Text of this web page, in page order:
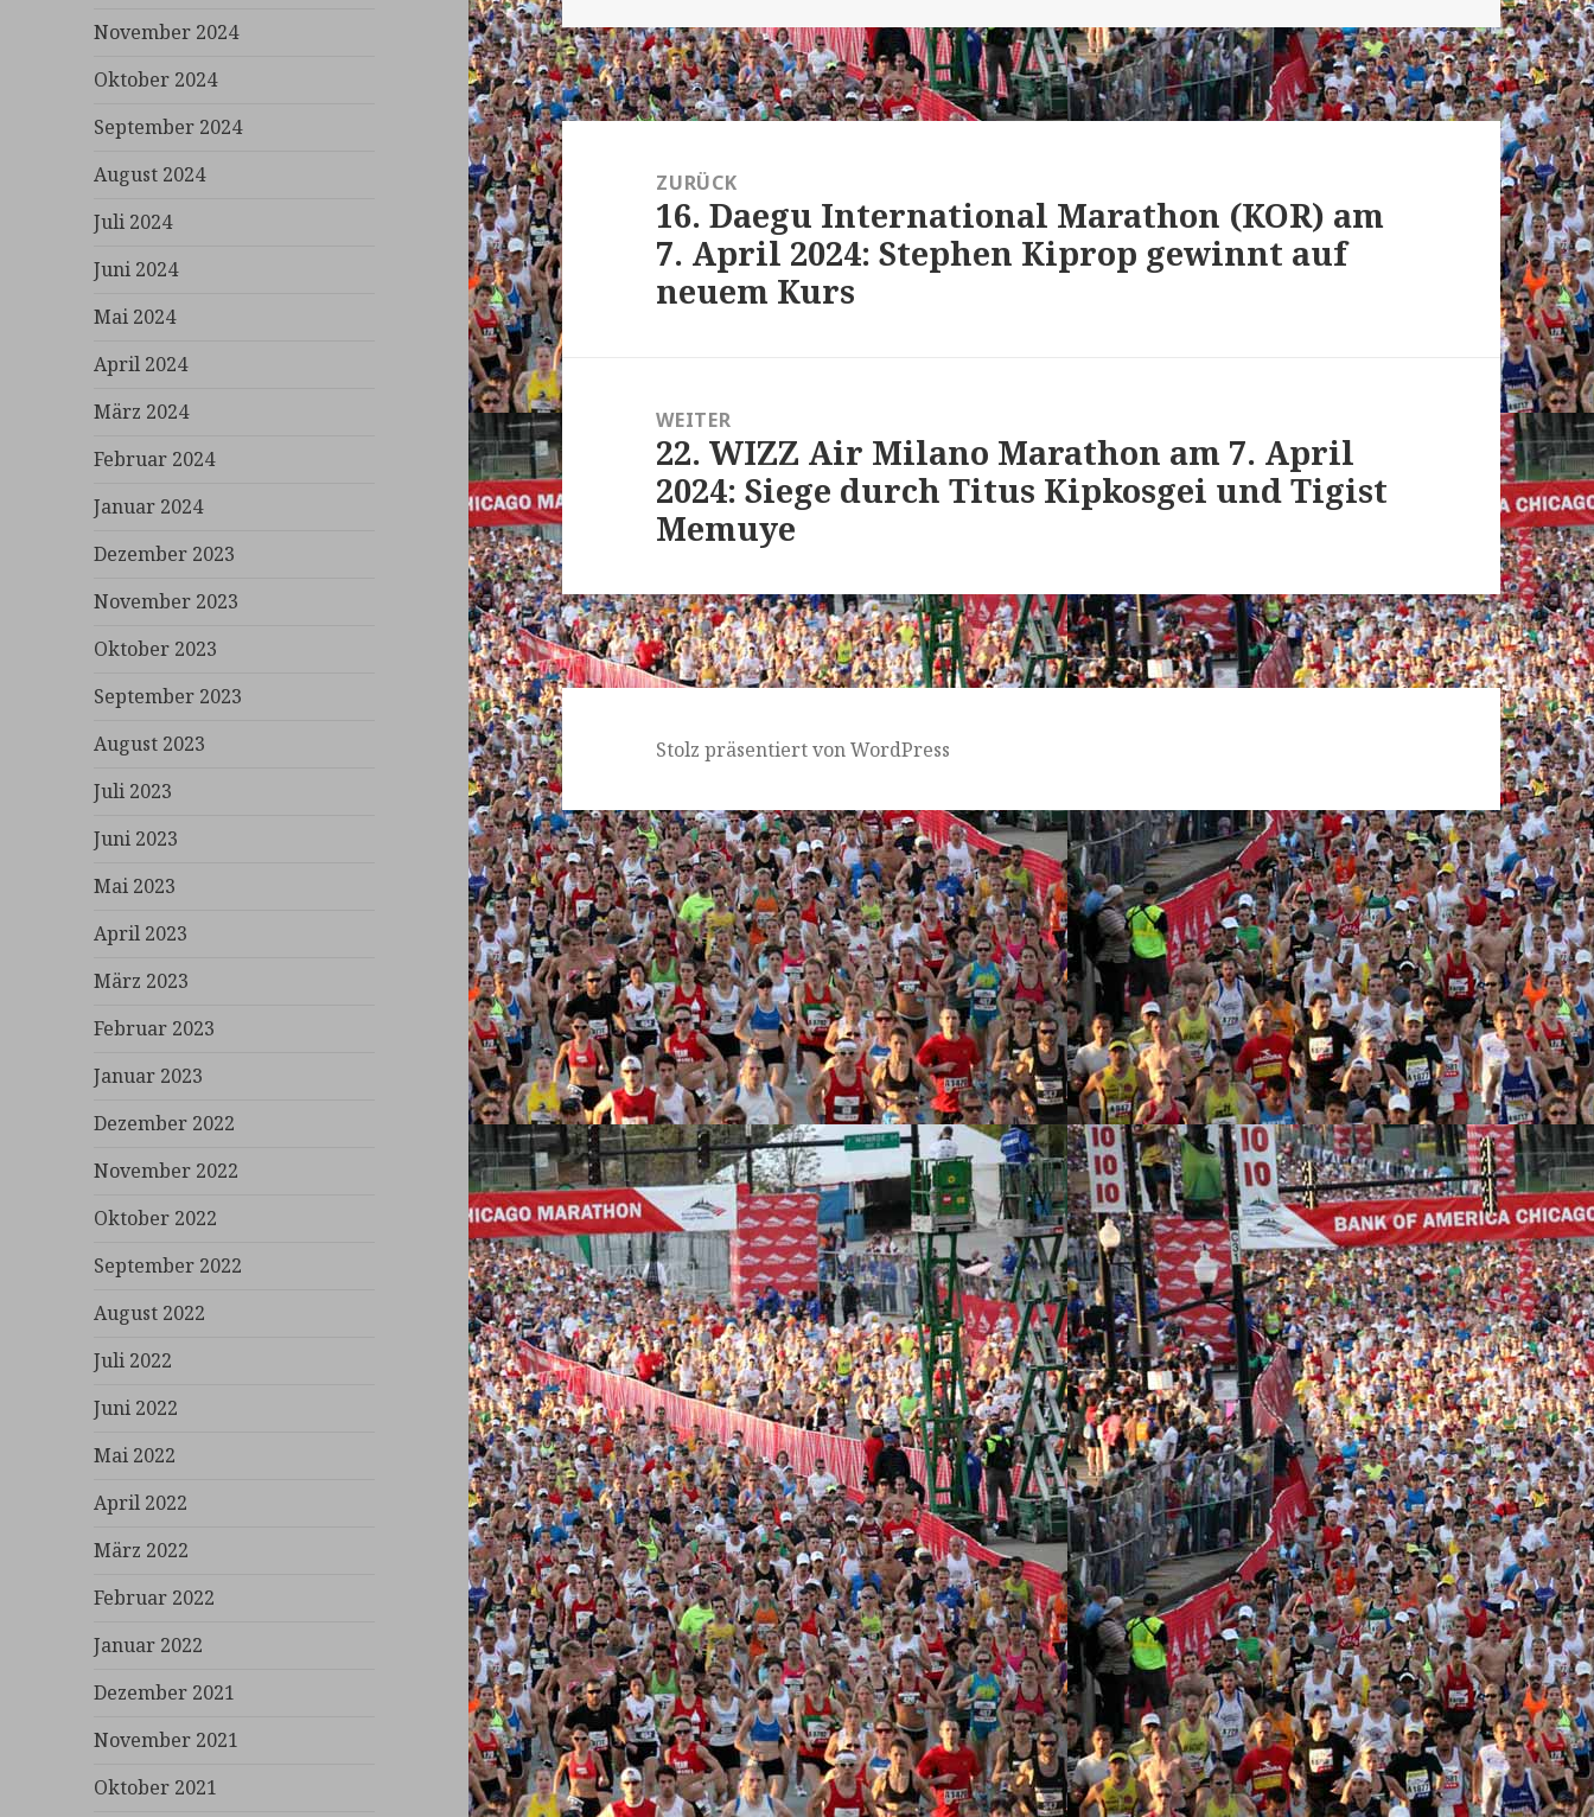
November 2024
Oktober 2024
September 2024
August 2024
Juli 2024
Juni 2024
Mai 2024
April 2024
März 2024
Februar 2024
Januar 2024
Dezember 2023
November 2023
Oktober 2023
September 2023
August 2023
Juli 2023
Juni 2023
Mai 2023
April 2023
März 2023
Februar 2023
Januar 2023
Dezember 2022
November 2022
Oktober 2022
September 2022
August 2022
Juli 2022
Juni 2022
Mai 2022
April 2022
März 2022
Februar 2022
Januar 2022
Dezember 2021
November 2021
Oktober 2021
Beitrags-
NavigationZURÜCK
Vorheriger
Beitrag:
16. Daegu International Marathon (KOR) am
7. April 2024: Stephen Kiprop gewinnt auf
neuem Kurs
WEITER
Nächster
Beitrag:
22. WIZZ Air Milano Marathon am 7. April
2024: Siege durch Titus Kipkosgei und Tigist
Memuye
Stolz präsentiert von WordPress